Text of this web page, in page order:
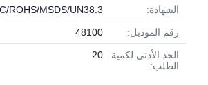
الشهادة: ROHS/MSDS/UN38.3
رقم الموديل: 48100
الحد الأدنى لكمية
الطلب:
20